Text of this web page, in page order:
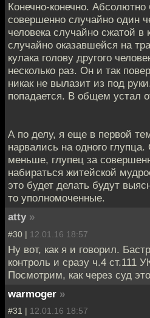
Конечно-конечно.
совершенно случайно один
человека случайно сжатой в
случайно оказавшейся на
кулака голову другого
несколько раз. Он и так
никак не вылазит из под
попадается. В общем устал
А по делу, я еще в первой
нарвались на одного
меньше, глупец за
набираться житейской
это будет делать будут
то уполномоченные.
atty »
#30 | 12.01.16 18:57
Ну вот, как я и говорил.
контроль и сразу ч.4 ст.111
Посмотрим, как через суд
warmoger »
#31 | 12.01.16 18:57